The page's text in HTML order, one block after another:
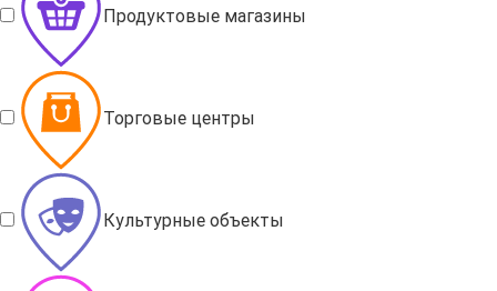
Продуктовые магазины
Торговые центры
Культурные объекты